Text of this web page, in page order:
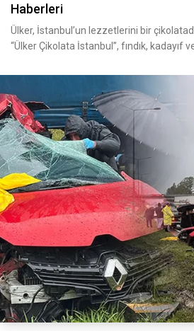
Haberleri
Ülker, İstanbul’un lezzetlerini bir
“Ülker Çikolata İstanbul”, fındık, kadayıf